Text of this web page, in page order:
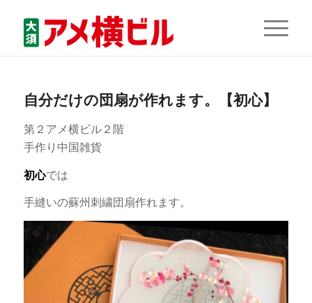
自分だけの団扇が作れます。【初心】
第２アメ横ビル２階
手作り中国雑貨
初心では
手縫いの蘇州刺繍団扇作れます。